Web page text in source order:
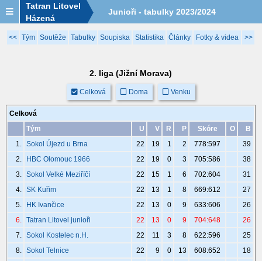
Tatran Litovel
Házená
Junioři - tabulky 2023/2024
<< Tým Soutěže Tabulky Soupiska Statistika Články Fotky & videa >>
2. liga (Jižní Morava)
Celková Doma Venku
Celková
Tým
U V R P Skóre O
B
1.
Sokol Újezd u Brna 22 19 1 2 778:597
39
2.
HBC Olomouc 1966 22 19 0 3 705:586
38
3.
Sokol Velké Meziříčí 22 15 1 6 702:604
31
4.
SK Kuřim 22 13 1 8 669:612
27
5.
HK Ivančice 22 13 0 9 633:606
26
6.
Tatran Litovel junioři 22 13 0 9 704:648
26
7.
Sokol Kostelec n.H. 22 11 3 8 622:596
25
8.
Sokol Telnice 22 9 0 13 608:652
18